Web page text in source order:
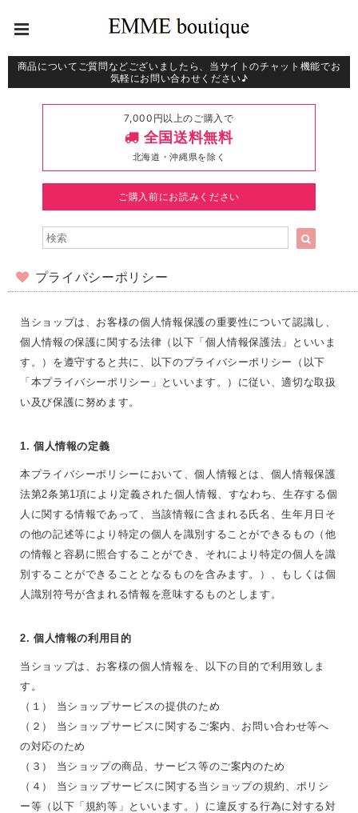
商品についてご質問などございましたら、当サイトのチャット機能でお
気軽にお問い合わせください♪
7,000円以上のご購入で
全国送料無料
北海道・沖縄県を除く
ご購入前にお読みください
プライバシーポリシー
当ショップは、お客様の個人情報保護の重要性について認識し、
個人情報の保護に関する法律（以下「個人情報保護法」といいま
す。）を遵守すると共に、以下のプライバシーポリシー（以下
「本プライバシーポリシー」といいます。）に従い、適切な取扱
い及び保護に努めます。
1. 個人情報の定義
本プライバシーポリシーにおいて、個人情報とは、個人情報保護
法第2条第1項により定義された個人情報、すなわち、生存する個
人に関する情報であって、当該情報に含まれる氏名、生年月日そ
の他の記述等により特定の個人を識別することができるもの（他
の情報と容易に照合することができ、それにより特定の個人を識
別することができることとなるものを含みます。）、もしくは個
人識別符号が含まれる情報を意味するものとします。
2. 個人情報の利用目的
当ショップは、お客様の個人情報を、以下の目的で利用致しま
す。
（１） 当ショップサービスの提供のため
（２） 当ショップサービスに関するご案内、お問い合わせ等へ
の対応のため
（３） 当ショップの商品、サービス等のご案内のため
（４） 当ショップサービスに関する当ショップの規約、ポリシ
ー等（以下「規約等」といいます。）に違反する行為に対する対